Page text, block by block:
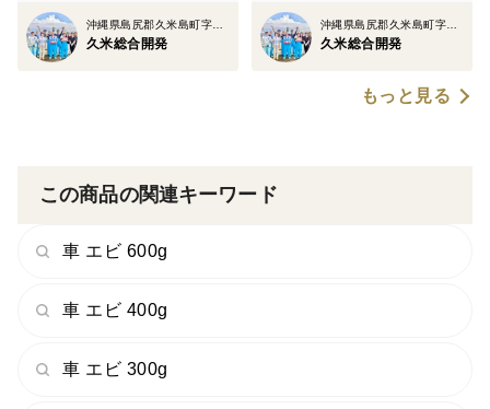
【活き車海老のご注意点（良くお読み下さい）】
いる当日中にお召し上がり下さい。
います。
て下さい。
沖縄県島尻郡久米島町字北原
久米総合開発
沖縄県島尻郡久米島町字北原
久米総合開発
もっと見る
この商品の関連キーワード
車 エビ 600g
車 エビ 400g
車 エビ 300g